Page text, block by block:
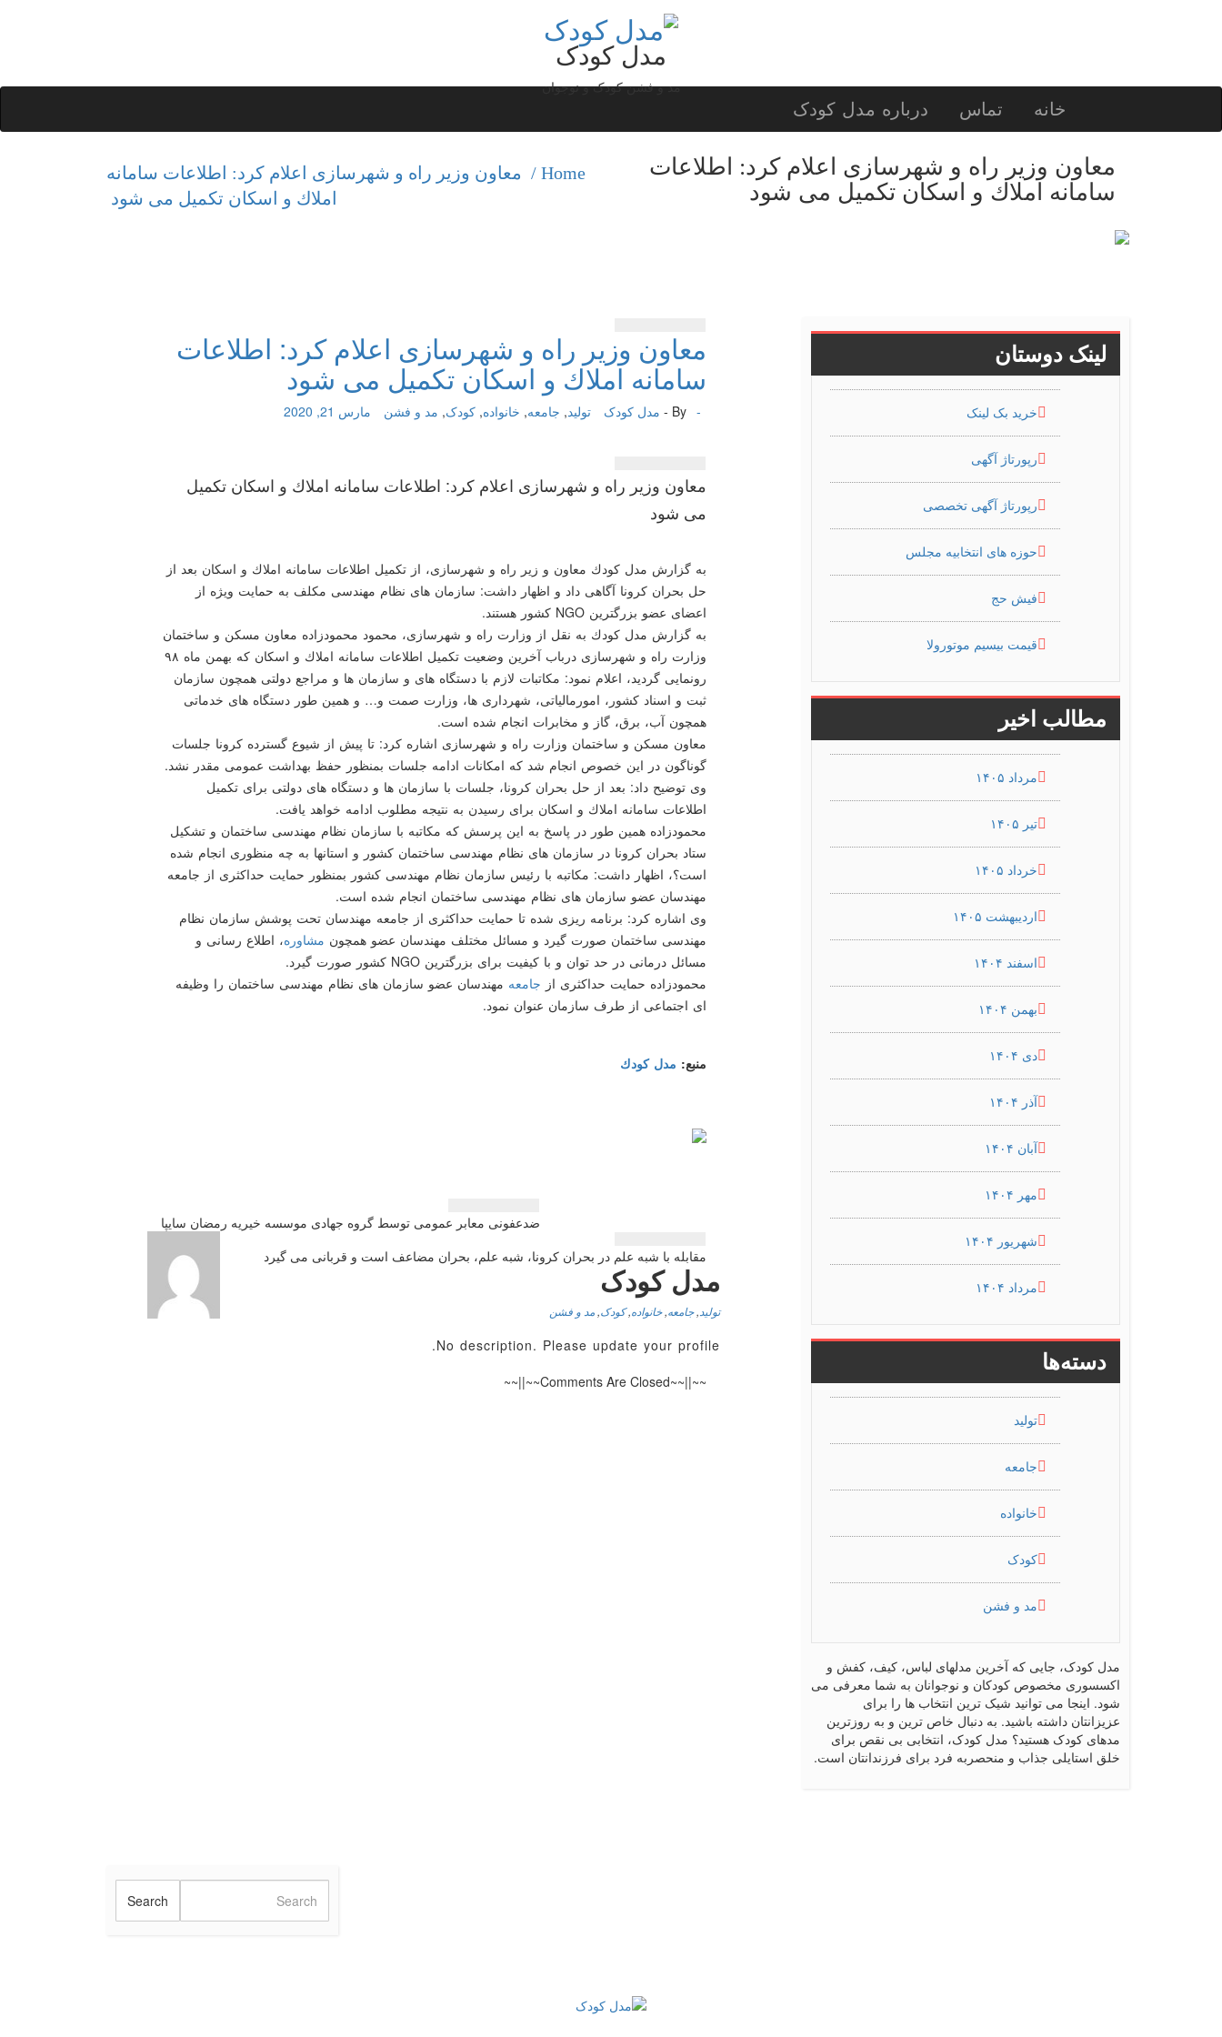
مدل کودک
مد و فشن کودک و نوجوان
خانه تماس درباره مدل کودک
Home /
معاون وزیر راه و شهرسازی اعلام كرد: اطلاعات سامانه
املاك و اسكان تكمیل می شود
معاون وزیر راه و شهرسازی اعلام كرد: اطلاعات
سامانه املاك و اسكان تكمیل می شود
معاون وزیر راه و شهرسازی اعلام كرد: اطلاعات
سامانه املاك و اسكان تكمیل می شود
By - مدل کودک تولید, جامعه, خانواده, کودک, مد و فشن مارس 21, 2020 -
معاون وزیر راه و شهرسازی اعلام كرد: اطلاعات سامانه املاك و اسكان تكمیل
می شود
به گزارش مدل كودك معاون و زیر راه و شهرسازی، از تكمیل اطلاعات سامانه املاك و اسكان بعد از
حل بحران كرونا آگاهی داد و اظهار داشت: سازمان های نظام مهندسی مكلف به حمایت ویژه از
اعضای عضو بزرگترین NGO كشور هستند.
به گزارش مدل كودك به نقل از وزارت راه و شهرسازی، محمود محمودزاده معاون مسكن و ساختمان
وزارت راه و شهرسازی درباب آخرین وضعیت تكمیل اطلاعات سامانه املاك و اسكان كه بهمن ماه ۹۸
رونمایی گردید، اعلام نمود: مكاتبات لازم با دستگاه های و سازمان ها و مراجع دولتی همچون سازمان
ثبت و اسناد كشور، امورمالیاتی، شهرداری ها، وزارت صمت و… و همین طور دستگاه های خدماتی
همچون آب، برق، گاز و مخابرات انجام شده است.
معاون مسكن و ساختمان وزارت راه و شهرسازی اشاره كرد: تا پیش از شیوع گسترده كرونا جلسات
گوناگون در این خصوص انجام شد كه امكانات ادامه جلسات بمنظور حفظ بهداشت عمومی مقدر نشد.
وی توضیح داد: بعد از حل بحران كرونا، جلسات با سازمان ها و دستگاه های دولتی برای تكمیل
اطلاعات سامانه املاك و اسكان برای رسیدن به نتیجه مطلوب ادامه خواهد یافت.
محمودزاده همین طور در پاسخ به این پرسش كه مكاتبه با سازمان نظام مهندسی ساختمان و تشكیل
ستاد بحران كرونا در سازمان های نظام مهندسی ساختمان كشور و استانها به چه منظوری انجام شده
است؟، اظهار داشت: مكاتبه با رئیس سازمان نظام مهندسی كشور بمنظور حمایت حداكثری از جامعه
مهندسان عضو سازمان های نظام مهندسی ساختمان انجام شده است.
وی اشاره كرد: برنامه ریزی شده تا حمایت حداكثری از جامعه مهندسان تحت پوشش سازمان نظام
مهندسی ساختمان صورت گیرد و مسائل مختلف مهندسان عضو همچون مشاوره، اطلاع رسانی و
مسائل درمانی در حد توان و با كیفیت برای بزرگترین NGO كشور صورت گیرد.
محمودزاده حمایت حداكثری از جامعه مهندسان عضو سازمان های نظام مهندسی ساختمان را وظیفه
ای اجتماعی از طرف سازمان عنوان نمود.
منبع: مدل كودك
نوشته
ضدعفونی معابر عمومی توسط گروه جهادی موسسه خیریه رمضان سایپا
مقابله با شبه علم در بحران كرونا، شبه علم، بحران مضاعف است و قربانی می گیرد
مدل کودک
تولید ,جامعه,خانواده,کودک, مد و فشن
No description. Please update your profile.
~~||~~Comments Are Closed~~||~~
لینک دوستان
خرید بک لینک
رپورتاژ آگهی
رپورتاژ آگهی تخصصی
حوزه های انتخابیه مجلس
فیش حج
قیمت بیسیم موتورولا
مطالب اخیر
مرداد ۱۴۰۵
تیر ۱۴۰۵
خرداد ۱۴۰۵
اردیبهشت ۱۴۰۵
اسفند ۱۴۰۴
بهمن ۱۴۰۴
دی ۱۴۰۴
آذر ۱۴۰۴
آبان ۱۴۰۴
مهر ۱۴۰۴
شهریور ۱۴۰۴
مرداد ۱۴۰۴
دسته‌ها
تولید
جامعه
خانواده
کودک
مد و فشن
مدل کودک، جایی که آخرین مدلهای لباس، کیف، کفش و
اکسسوری مخصوص کودکان و نوجوانان به شما معرفی می
شود. اینجا می توانید شیک ترین انتخاب ها را برای
عزیزانتان داشته باشید. به دنبال خاص ترین و به روزترین
مدهای کودک هستید؟ مدل کودک، انتخابی بی نقص برای
خلق استایلی جذاب و منحصربه فرد برای فرزندانتان است.